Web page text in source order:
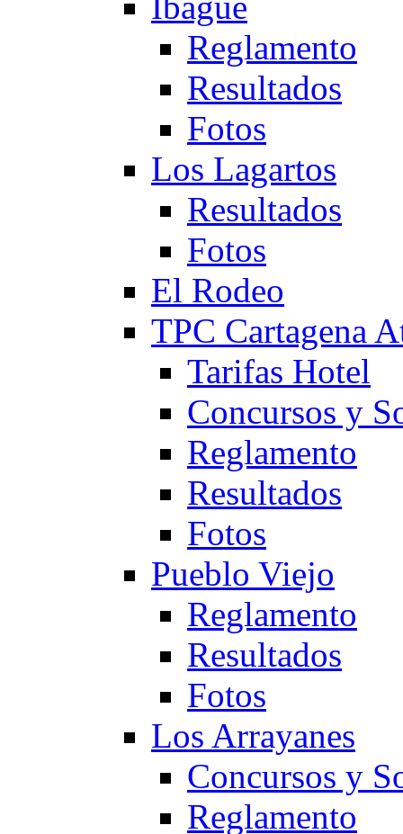
Reglamento
Resultados
Fotos
Los Lagartos
Resultados
Fotos
El Rodeo
TPC Cartagena
Tarifas Hotel
Concursos y
Reglamento
Resultados
Fotos
Pueblo Viejo
Reglamento
Resultados
Fotos
Los Arrayanes
Concursos y
Reglamento